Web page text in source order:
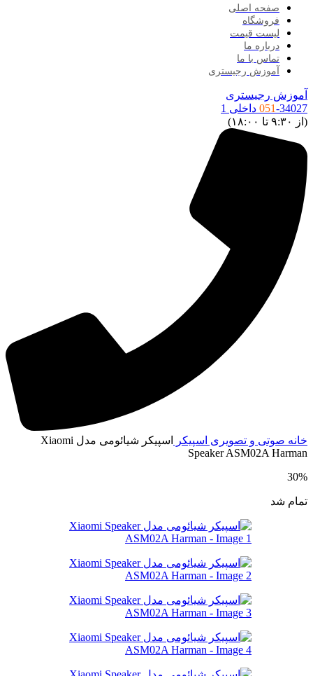
صفحه اصلی
فروشگاه
لیست قیمت
درباره ما
تماس با ما
آموزش رجیستری
رجیستری
051داخلی 1
تا ۱۸:۰۰)
صوتی و تصویریاسپیکر
اسپیکر شیائومی مدل Xiaomi
Speaker ASM02A
شد